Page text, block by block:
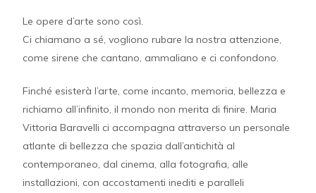
Le opere d’arte sono così.
Ci chiamano a sé, vogliono rubare la nostra attenzione,
come sirene che cantano, ammaliano e ci confondono.
Finché esisterà l’arte, come incanto, memoria, bellezza e
richiamo all’infinito, il mondo non merita di finire. Maria
Vittoria Baravelli ci accompagna attraverso un personale
atlante di bellezza che spazia dall’antichità al
contemporaneo, dal cinema, alla fotografia, alle
installazioni, con accostamenti inediti e paralleli